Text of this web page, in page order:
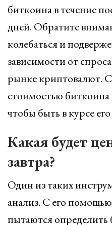
биткоина в течение
дней. Обратите
колебаться и
зависимости от
рынке криптовалют.
стоимостью биткоина
чтобы быть в курсе
Какая будет
завтра?
Один из таких
анализ. С его
пытаются определить